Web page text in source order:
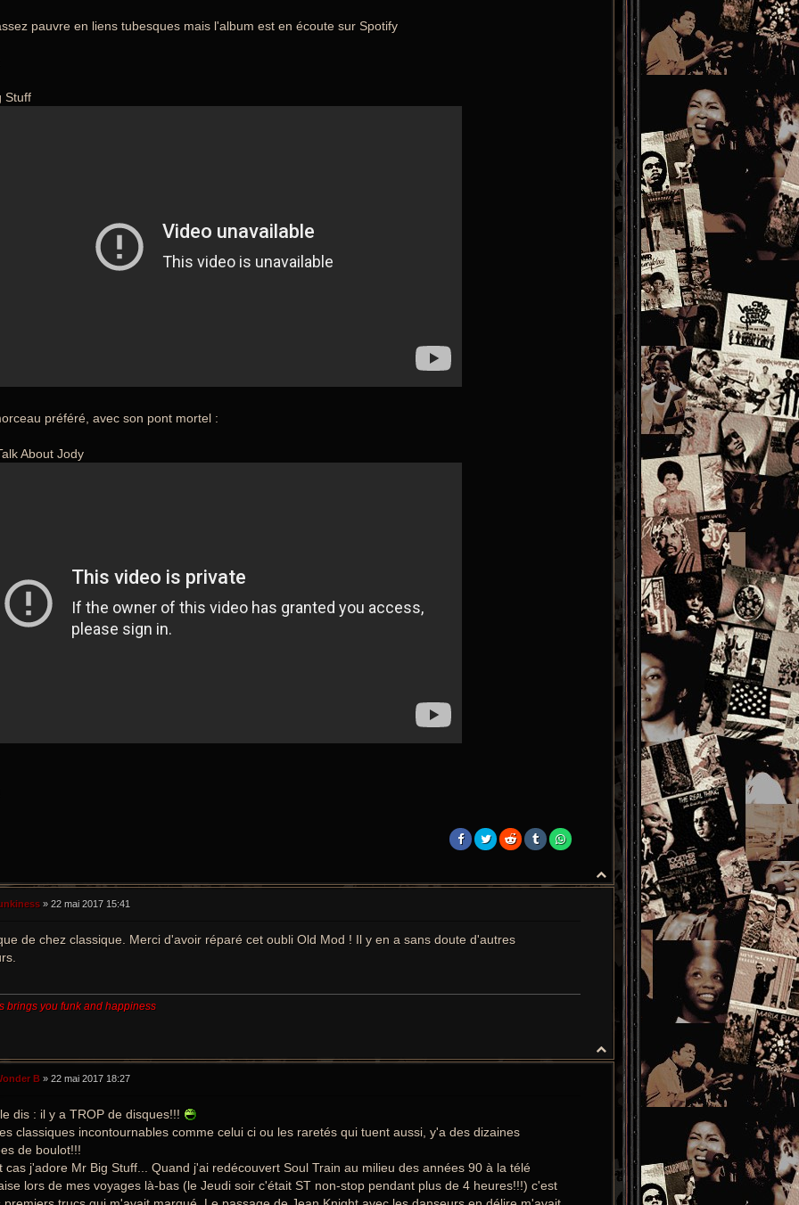
pauvre en liens tubesques mais l'album est en écoute sur Spotify
Stuff
préféré, avec son pont mortel :
About Jody
H
a
» 22 mai 2017 15:41
de chez classique. Merci d'avoir réparé cet oubli Old Mod ! Il y en a sans doute d'autres
brings you funk and happiness
a
B» 22 mai 2017 18:27
dis : il y a TROP de disques!!!
classiques incontournables comme celui ci ou les raretés qui tuent aussi, y'a des dizaines
de boulot!!!
cas j'adore Mr Big Stuff... Quand j'ai redécouvert Soul Train au milieu des années 90 à la télé
lors de mes voyages là-bas (le Jeudi soir c'était ST non-stop pendant plus de 4 heures!!!) c'est